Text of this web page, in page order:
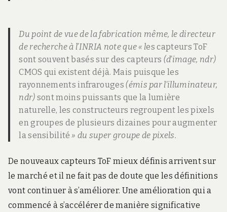
Du point de vue de la fabrication même, le directeur
de recherche à l’INRIA note que « les capteurs ToF
sont souvent basés sur des capteurs (d’image, ndr)
CMOS qui existent déjà. Mais puisque les
rayonnements infrarouges (émis par l’illuminateur,
ndr) sont moins puissants que la lumière
naturelle, les constructeurs regroupent les pixels
en groupes de plusieurs dizaines pour augmenter
la sensibilité » du super groupe de pixels.
De nouveaux capteurs ToF mieux définis arrivent sur
le marché et il ne fait pas de doute que les définitions
vont continuer à s’améliorer. Une amélioration qui a
commencé à s’accélérer de manière significative